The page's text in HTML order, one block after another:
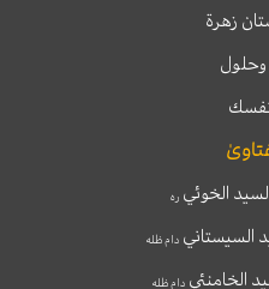
زهرة
نفسك
الخوئيره
السيستانيدام ظله
الخامنئي دام ظله